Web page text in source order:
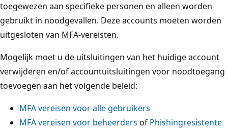
toegewezen aan specifieke personen en alleen worden
gebruikt in noodgevallen. Deze accounts moeten worden
uitgesloten van MFA-vereisten.
Mogelijk moet u de uitsluitingen van het huidige account
verwijderen en/of accountuitsluitingen voor noodtoegang
toevoegen aan het volgende beleid:
MFA vereisen voor alle gebruikers
MFA vereisen voor beheerders of Phishingresistente